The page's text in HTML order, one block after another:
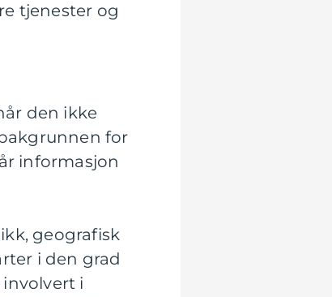
tjenester og
den ikke
for
informasjon
geografisk
i den grad
i